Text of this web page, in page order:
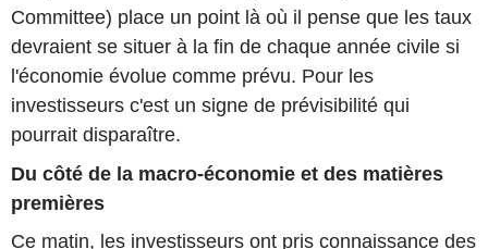
Committee) place un point là où il pense que les taux
devraient se situer à la fin de chaque année civile si
l'économie évolue comme prévu. Pour les
investisseurs c'est un signe de prévisibilité qui
pourrait disparaître.
Du côté de la macro-économie et des matières
premières
Ce matin, les investisseurs ont pris connaissance des